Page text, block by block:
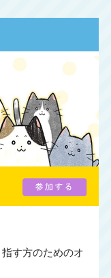
す方のためのオ